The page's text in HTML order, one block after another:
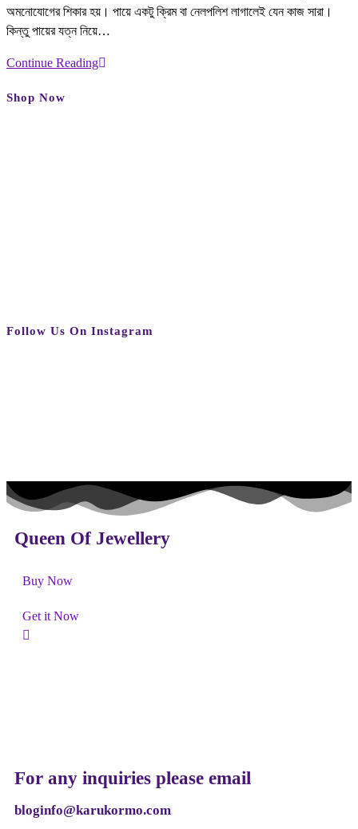
অমনোযোগের শিকার হয়। পায়ে একটু ক্রিম বা নেলপলিশ লাগালেই যেন কাজ সারা।
কিন্তু পায়ের যত্ন নিয়ে…
Continue Reading
Shop Now
Follow Us On Instagram
Queen Of Jewellery
Buy Now
Get it Now
For any inquiries please email
bloginfo@karukormo.com